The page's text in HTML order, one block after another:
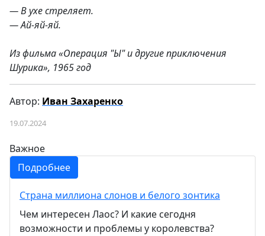
— В ухе стреляет.
— Ай-яй-яй.
Из фильма «Операция "Ы" и другие приключения
Шурика», 1965 год
Автор: Иван Захаренко
19.07.2024
Важное
Подробнее
Страна миллиона слонов и белого зонтика
Чем интересен Лаос? И какие сегодня
возможности и проблемы у королевства?